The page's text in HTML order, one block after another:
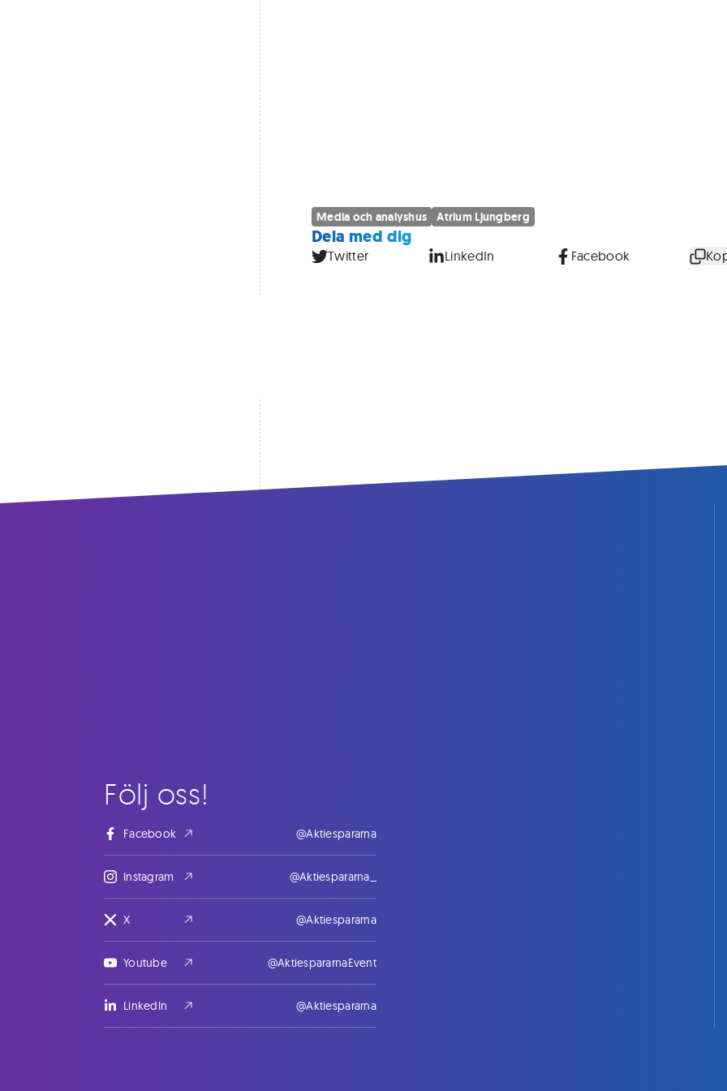
Media och analyshus Atrium Ljungberg
Dela med dig
Twitter LinkedIn Facebook
Följ oss!
Facebook @Aktiespararna
Instagram @Aktiespararna_
X @Aktiespararna
Youtube @AktiespararnaEvent
LinkedIn @Aktiespararna